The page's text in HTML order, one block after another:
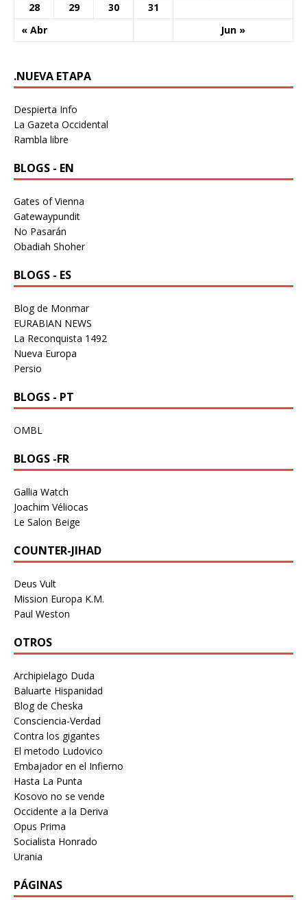
« Abr Jun »
28
29 30 31
.NUEVA ETAPA
Despierta Info
La Gazeta Occidental
Rambla libre
BLOGS - EN
Gates of Vienna
Gatewaypundit
No Pasarán
Obadiah Shoher
BLOGS - ES
Blog de Monmar
EURABIAN NEWS
La Reconquista 1492
Nueva Europa
Persio
BLOGS - PT
OMBL
BLOGS -FR
Gallia Watch
Joachim Véliocas
Le Salon Beige
COUNTER-JIHAD
Deus Vult
Mission Europa K.M.
Paul Weston
OTROS
Archipielago Duda
Baluarte Hispanidad
Blog de Cheska
Consciencia-Verdad
Contra los gigantes
El metodo Ludovico
Embajador en el Infierno
Hasta La Punta
Kosovo no se vende
Occidente a la Deriva
Opus Prima
Socialista Honrado
Urania
PÁGINAS